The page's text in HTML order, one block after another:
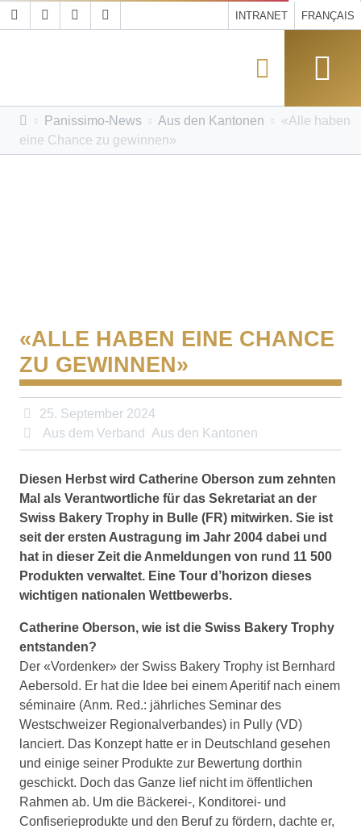
INTRANET FRANÇAIS
Panissimo-News Aus den Kantonen
«Alle haben
eine Chance zu gewinnen»
«ALLE HABEN EINE CHANCE
ZU GEWINNEN»
25. September 2024
Aus dem Verband
Aus den Kantonen
Diesen Herbst wird Catherine Oberson zum zehnten
Mal als Verantwortliche für das Sekretariat an der
Swiss Bakery Trophy in Bulle (FR) mitwirken. Sie ist
seit der ersten Austragung im Jahr 2004 dabei und
hat in dieser Zeit die Anmeldungen von rund 11 500
Produkten verwaltet. Eine Tour d’horizon dieses
wichtigen nationalen Wettbewerbs.
Catherine Oberson, wie ist die Swiss Bakery Trophy
entstanden?
Der «Vordenker» der Swiss Bakery Trophy ist Bernhard
Aebersold. Er hat die Idee bei einem Aperitif nach einem
séminaire (Anm. Red.: jährliches Seminar des
Westschweizer Regionalverbandes) in Pully (VD)
lanciert. Das Konzept hatte er in Deutschland gesehen
und einige seiner Produkte zur Bewertung dorthin
geschickt. Doch das Ganze lief nicht im öffentlichen
Rahmen ab. Um die Bäckerei-, Konditorei- und
Confiserieprodukte und den Beruf zu fördern, dachte er,